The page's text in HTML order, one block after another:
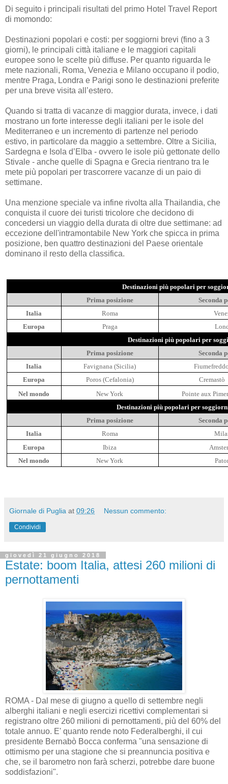
Di seguito i principali risultati del primo Hotel Travel Report
di momondo:
Destinazioni popolari e costi: per soggiorni brevi (fino a 3
giorni), le principali città italiane e le maggiori capitali
europee sono le scelte più diffuse. Per quanto riguarda le
mete nazionali, Roma, Venezia e Milano occupano il podio,
mentre Praga, Londra e Parigi sono le destinazioni preferite
per una breve visita all’estero.
Quando si tratta di vacanze di maggior durata, invece, i dati
mostrano un forte interesse degli italiani per le isole del
Mediterraneo e un incremento di partenze nel periodo
estivo, in particolare da maggio a settembre. Oltre a Sicilia,
Sardegna e Isola d’Elba - ovvero le isole più gettonate dello
Stivale - anche quelle di Spagna e Grecia rientrano tra le
mete più popolari per trascorrere vacanze di un paio di
settimane.
Una menzione speciale va infine rivolta alla Thailandia, che
conquista il cuore dei turisti tricolore che decidono di
concedersi un viaggio della durata di oltre due settimane: ad
eccezione dell'intramontabile New York che spicca in prima
posizione, ben quattro destinazioni del Paese orientale
dominano il resto della classifica.
Destinazioni più popolari per
Prima posizione
Seconda
Italia
Roma
Europa
Praga
Destinazioni più popolari per
Prima posizione
Seconda
Italia
Favignana (Sicilia)
Europa
Poros (Cefalonia)
Cremastò
Nel mondo
New York
Pointe aux
Destinazioni più popolari per
Prima posizione
Seconda
Italia
Roma
Europa
Ibiza
Nel mondo
New York
Giornale di Puglia at 09:26 Nessun commento:
Condividi
giovedì 21 giugno 2018
Estate: boom Italia, attesi 260 milioni di
pernottamenti
ROMA - Dal mese di giugno a quello di settembre negli
alberghi italiani e negli esercizi ricettivi complementari si
registrano oltre 260 milioni di pernottamenti, più del 60% del
totale annuo. E' quanto rende noto Federalberghi, il cui
presidente Bernabò Bocca conferma "una sensazione di
ottimismo per una stagione che si preannuncia positiva e
che, se il barometro non farà scherzi, potrebbe dare buone
soddisfazioni".